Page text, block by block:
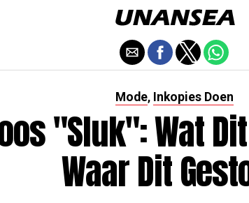
Mode, Inkopies Doen
"sluk": Wat
Waar Dit